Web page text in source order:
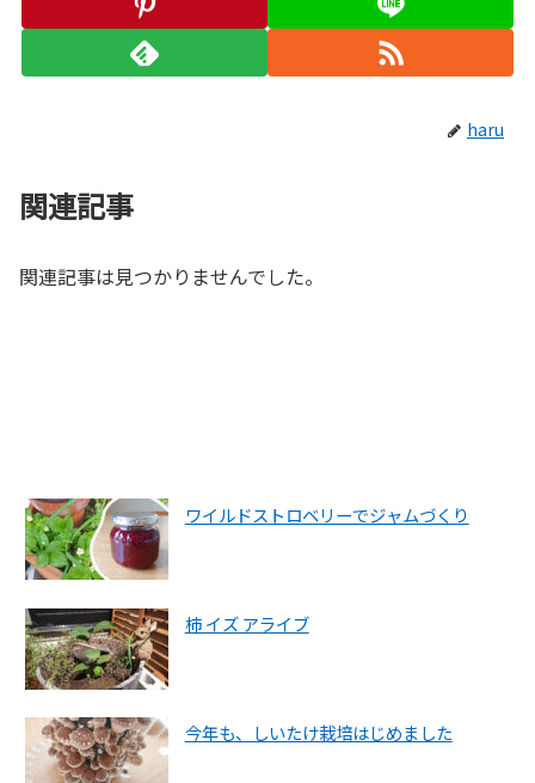
haru
関連記事
関連記事は見つかりませんでした。
ワイルドストロベリーでジャムづくり
柿 イズ アライブ
今年も、しいたけ栽培はじめました